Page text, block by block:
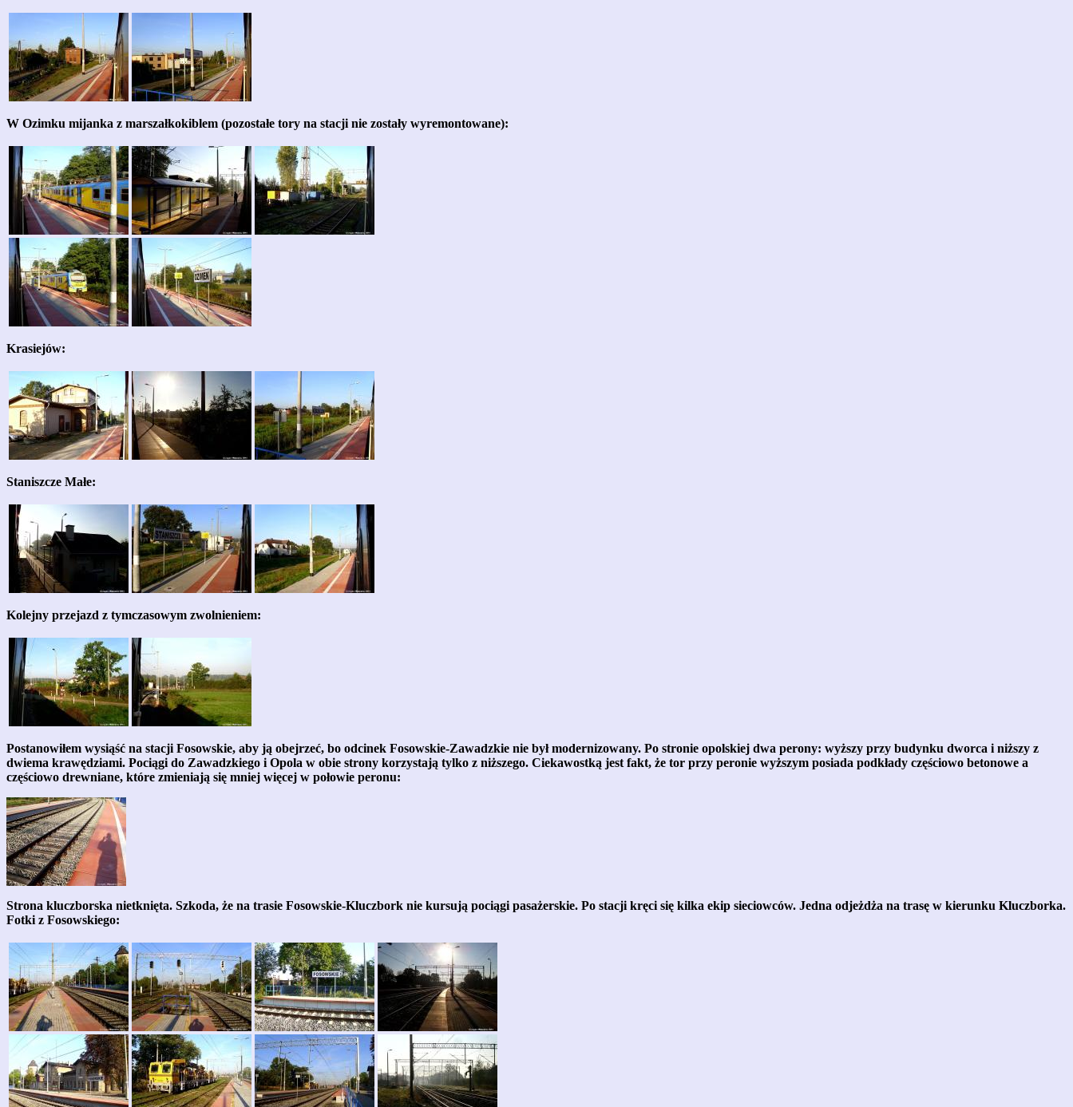
W Ozimku mijanka z marszałkokiblem (pozostałe tory na stacji nie zostały wyremontowane):
Krasiejów:
Staniszcze Małe:
Kolejny przejazd z tymczasowym zwolnieniem:
Postanowiłem wysiąść na stacji Fosowskie, aby ją obejrzeć, bo odcinek Fosowskie-Zawadzkie nie był modernizowany. Po stronie opolskiej dwa perony: wyższy przy budynku dworca i niższy z
dwiema krawędziami. Pociągi do Zawadzkiego i Opola w obie strony korzystają tylko z niższego. Ciekawostką jest fakt, że tor przy peronie wyższym posiada podkłady częściowo betonowe a
częściowo drewniane, które zmieniają się mniej więcej w połowie peronu:
Strona kluczborska nietknięta. Szkoda, że na trasie Fosowskie-Kluczbork nie kursują pociągi pasażerskie. Po stacji kręci się kilka ekip sieciowców. Jedna odjeżdża na trasę w kierunku Kluczborka.
Fotki z Fosowskiego: